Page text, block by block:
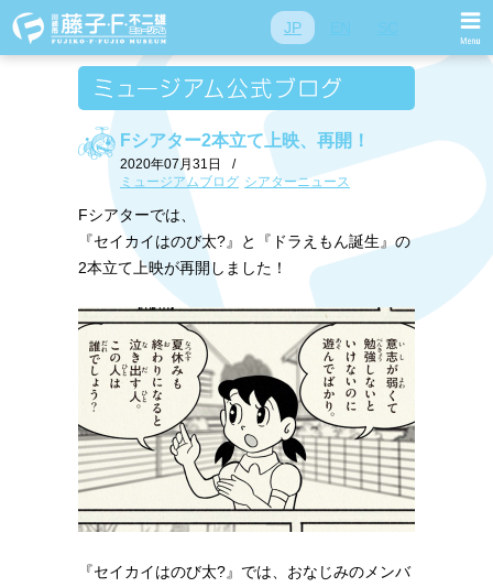
JP
Fシアター2本立て上映、再開！
2020年07月31日
/
ミュージアムブログ シアターニュース
Fシアターでは、
『セイカイはのび太?』と『ドラえもん誕生』の
2本立て上映が再開しました！
『セイカイはのび太?』では、おなじみのメンバ